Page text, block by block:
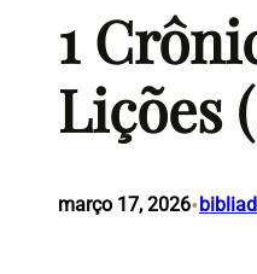
1
Lições
março 17, 2026•